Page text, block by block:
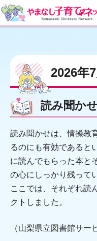
やまなし子育てネット
2026年
読み聞か
読み聞かせは、情操教
るのにも有効であると
に読んでもらった本と
の心にしっかり残って
ここでは、それぞれ読
クトしました。
（山梨県立図書館サー